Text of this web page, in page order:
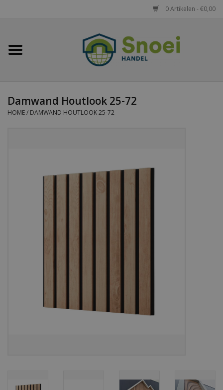
0 Artikelen - €0,00
Home
Damwandplaten
Sandwichpanelen
Damwand Houtlook 25-72
HOME/ DAMWAND HOUTLOOK 25-72